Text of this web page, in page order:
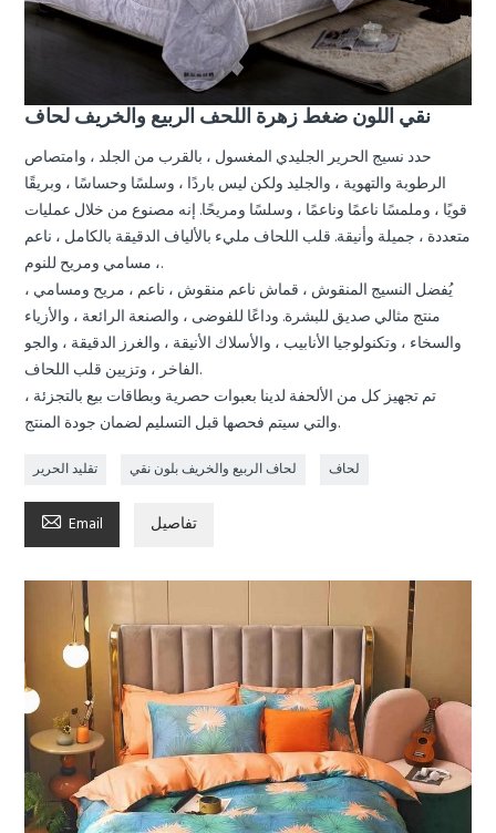
نقي اللون ضغط زهرة اللحف الربيع والخريف لحاف
حدد نسيج الحرير الجليدي المغسول ، بالقرب من الجلد ، وامتصاص
الرطوبة والتهوية ، والجليد ولكن ليس باردًا ، وسلسًا وحساسًا ، وبريقًا
قويًا ، وملمسًا ناعمًا وناعمًا ، وسلسًا ومريحًا. إنه مصنوع من خلال عمليات
متعددة ، جميلة وأنيقة. قلب اللحاف مليء بالألياف الدقيقة بالكامل ، ناعم
، مسامي ومريح للنوم.
يُفضل النسيج المنقوش ، قماش ناعم منقوش ، ناعم ، مريح ومسامي ،
منتج مثالي صديق للبشرة. وداعًا للفوضى ، والصنعة الرائعة ، والأزياء
والسخاء ، وتكنولوجيا الأنابيب ، والأسلاك الأنيقة ، والغرز الدقيقة ، والجو
الفاخر ، وتزيين قلب اللحاف.
تم تجهيز كل من الألحفة لدينا بعبوات حصرية وبطاقات بيع بالتجزئة ،
والتي سيتم فحصها قبل التسليم لضمان جودة المنتج.
تقليد الحرير لحاف الربيع والخريف بلون نقي لحاف
 Email تفاصيل